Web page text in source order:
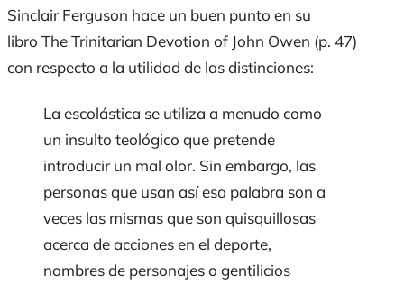
Sinclair Ferguson hace un buen punto en su
libro The Trinitarian Devotion of John Owen (p. 47)
con respecto a la utilidad de las distinciones:
La escolástica se utiliza a menudo como
un insulto teológico que pretende
introducir un mal olor. Sin embargo, las
personas que usan así esa palabra son a
veces las mismas que son quisquillosas
acerca de acciones en el deporte,
nombres de personajes o gentilicios